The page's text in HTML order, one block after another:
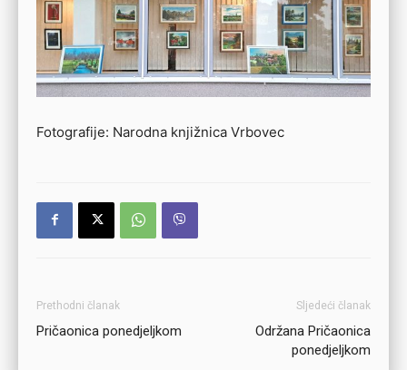
Fotografije: Narodna knjižnica Vrbovec
Prethodni članak
Pričaonica ponedjeljkom
Sljedeći članak
Održana Pričaonica
ponedjeljkom